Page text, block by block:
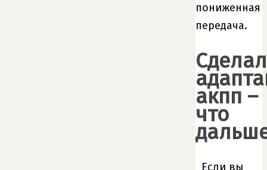
пониженная
передача.
акпп –
что
Если вы